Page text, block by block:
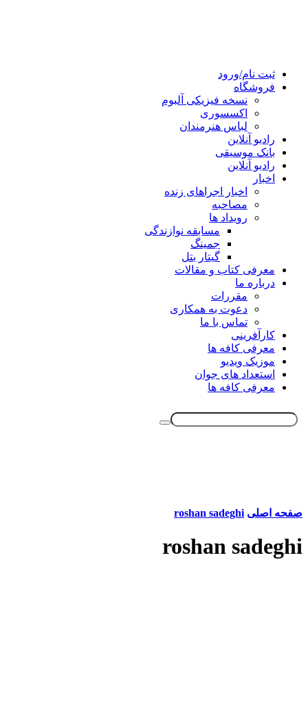
ثبت نام/ورود
فروشگاه
نسخه فیزیکی آلبوم
اکسسوری
لباس هنرمندان
رادیو آنلاین
بانک موسیقی
رادیو آنلاین
اخبار
اخبار اجراهای زنده
مصاحبه
رویداد ها
مسابقه نوازندگی
جمینگ
گیتار بتل
معرفی کتاب و مقالات
درباره ما
مقررات
دعوت به همکاری
تماس با ما
کارآفرینی
معرفی کافه ها
موزیک ویدیو
استعداد های جوان
معرفی کافه ها
صفحه اصلی roshan sadeghi
roshan sadeghi